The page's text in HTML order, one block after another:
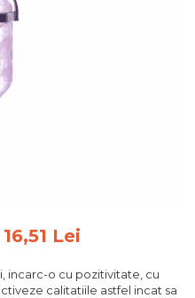
16,51 Lei
incarc-o cu pozitivitate, cu
calitatiile astfel incat sa